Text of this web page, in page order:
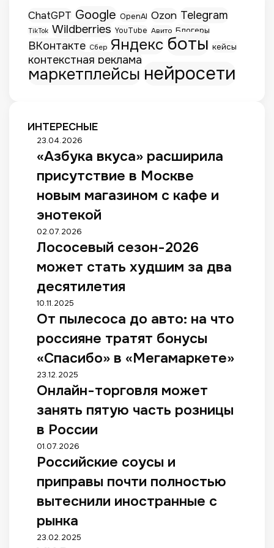
ChatGPT Google OpenAI Ozon Telegram
TikTok Wildberries YouTube Авито Блогеры
ВКонтакте Сбер Яндекс боты кейсы
контекстная реклама
маркетплейсы нейросети
ИНТЕРЕСНЫЕ
«
А
б
у
а
в
к
с
а
»
р
а
ш
и
р
и
л
а
р
и
с
т
с
в
и
23.04.2026
«Азбука вкуса» расширила
присутствие в Москве
новым магазином с кафе и
энотекой
Л
о
о
с
е
в
ы
й
с
е
з
о
н
-
0
2
6
о
ж
т
с
02.07.2026
Лососевый сезон-2026
может стать худшим за два
десятилетия
О
т
ы
л
с
о
с
д
о
а
в
т
:
н
а
10.11.2025
От пылесоса до авто: на что
россияне тратят бонусы
«Спасибо» в «Мегамаркете»
О
н
а
й
-
т
о
г
о
в
л
23.12.2025
Онлайн-торговля может
занять пятую часть розницы
в России
Р
о
с
и
с
к
01.07.2026
Российские соусы и
приправы почти полностью
вытеснили иностранные с
рынка
V
23.02.2025